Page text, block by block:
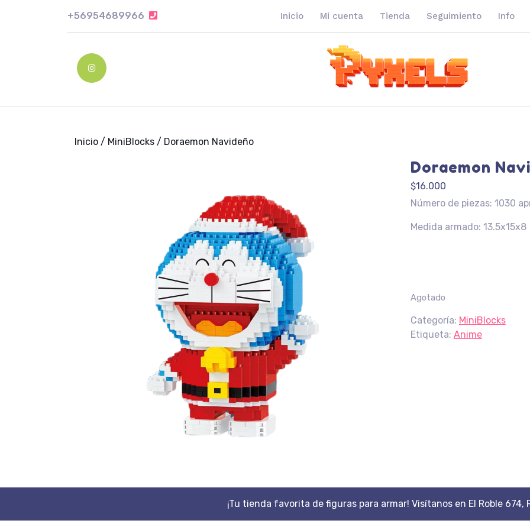
+56954689966 +56954689966 Inicio Mi cuenta Tienda Seguimiento Info
Instagram
Inicio / MiniBlocks / Doraemon Navideño
Doraemon
$16.000
Número de piezas: 1030
Medida armado: 13.5x15x8
Agotado
Categoría: MiniBlocks
Etiqueta: Anime
¡Tu tienda favorita de figuras para armar! Visítanos en El Roble 674,